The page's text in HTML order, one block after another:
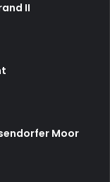
II
Moor